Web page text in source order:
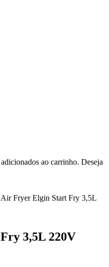
ao carrinho. Deseja
Air Fryer Elgin Start Fry 3,5L
3,5L 220V